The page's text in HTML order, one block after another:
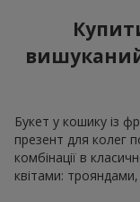
Букет у кошику із
презент для колег
комбінації в
квітами: